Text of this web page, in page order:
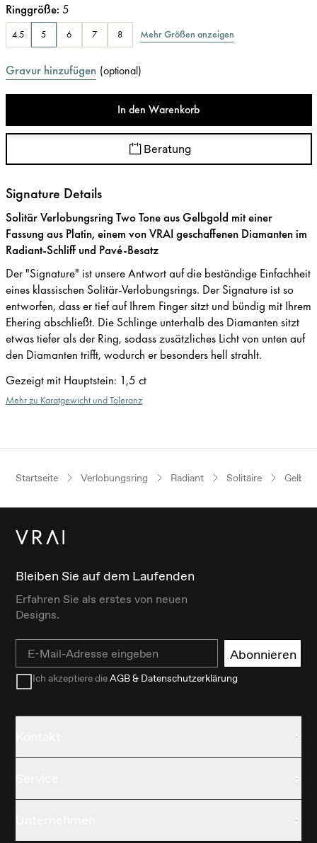
Ringgröße: 5
4.5 5 6 7 8 Mehr Größen anzeigen
Gravur hinzufügen (optional)
In den Warenkorb
Beratung
Signature Details
Solitär Verlobungsring Two Tone aus Gelbgold mit einer
Fassung aus Platin, einem von VRAI geschaffenen Diamanten im
Radiant-Schliff und Pavé-Besatz
Der "Signature" ist unsere Antwort auf die beständige Einfachheit
eines klassischen Solitär-Verlobungsrings. Der Signature ist so
entworfen, dass er tief auf Ihrem Finger sitzt und bündig mit Ihrem
Ehering abschließt. Die Schlinge unterhalb des Diamanten sitzt
etwas tiefer als der Ring, sodass zusätzliches Licht von unten auf
den Diamanten trifft, wodurch er besonders hell strahlt.
Gezeigt mit Hauptstein: 1,5 ct
Mehr zu Karatgewicht und Toleranz
Startseite Verlobungsring Radiant Solitäire
Bleiben Sie auf dem Laufenden
Erfahren Sie als erstes von neuen
Designs.
Email Abonnieren
Ich akzeptiere dieAGB & Datenschutzerklärung